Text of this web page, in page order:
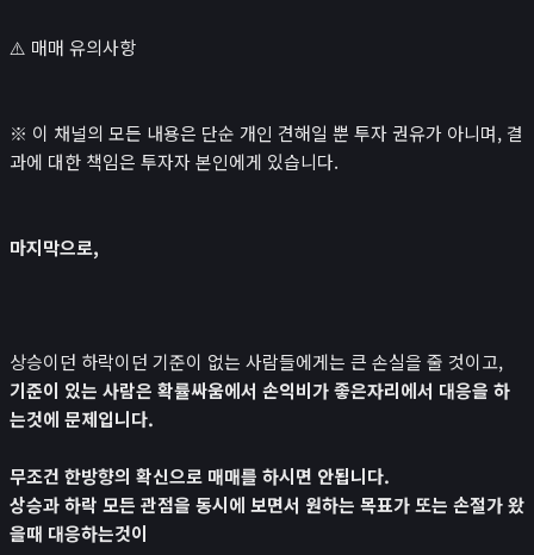
⚠️ 매매 유의사항
※ 이 채널의 모든 내용은 단순 개인 견해일 뿐 투자 권유가 아니며, 결
과에 대한 책임은 투자자 본인에게 있습니다.
마지막으로,
상승이던 하락이던 기준이 없는 사람들에게는 큰 손실을 줄 것이고,
기준이 있는 사람은 확률싸움에서 손익비가 좋은자리에서 대응을 하
는것에 문제입니다.
무조건 한방향의 확신으로 매매를 하시면 안됩니다.
상승과 하락 모든 관점을 동시에 보면서 원하는 목표가 또는 손절가 왔
을때 대응하는것이